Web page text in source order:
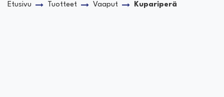
Etusivu Tuotteet Vaaput Kupariperä